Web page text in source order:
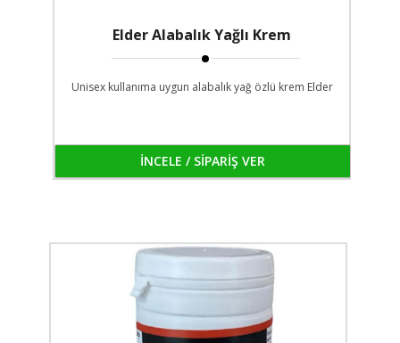
Elder Alabalık Yağlı Krem
Unisex kullanıma uygun alabalık yağ özlü krem Elder
İNCELE / SİPARİŞ VER